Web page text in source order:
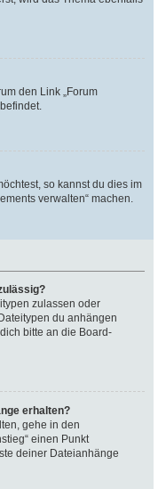
den Link „Forum
so kannst du dies im
verwalten“ machen.
zulassen oder
du anhängen
bitte an die Board-
erhalten?
gehe in den
einen Punkt
deiner Dateianhänge